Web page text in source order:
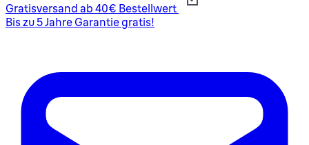
Gratisversand ab 40€ Bestellwert
Bis zu 5 Jahre Garantie gratis!